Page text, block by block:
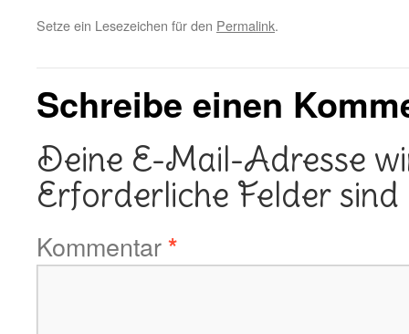
Setze ein Lesezeichen für den Permalink.
Schreibe einen
Deine E-Mail-Adresse
Erforderliche Felder
Kommentar*